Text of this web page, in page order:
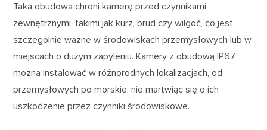
Taka obudowa chroni kamerę przed czynnikami
zewnętrznymi, takimi jak kurz, brud czy wilgoć, co jest
szczególnie ważne w środowiskach przemysłowych lub w
miejscach o dużym zapyleniu. Kamery z obudową IP67
można instalować w różnorodnych lokalizacjach, od
przemysłowych po morskie, nie martwiąc się o ich
uszkodzenie przez czynniki środowiskowe.